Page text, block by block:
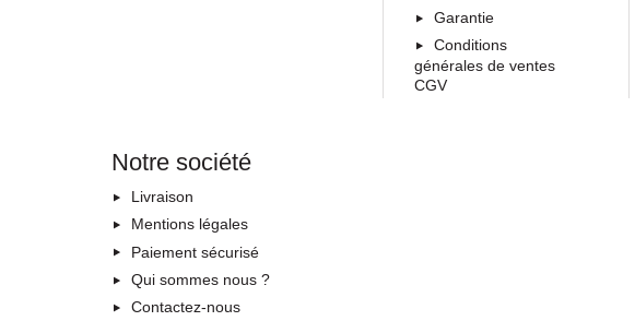
Garantie
Conditions
générales de ventes
CGV
Notre société
Livraison
Mentions légales
Paiement sécurisé
Qui sommes nous ?
Contactez-nous